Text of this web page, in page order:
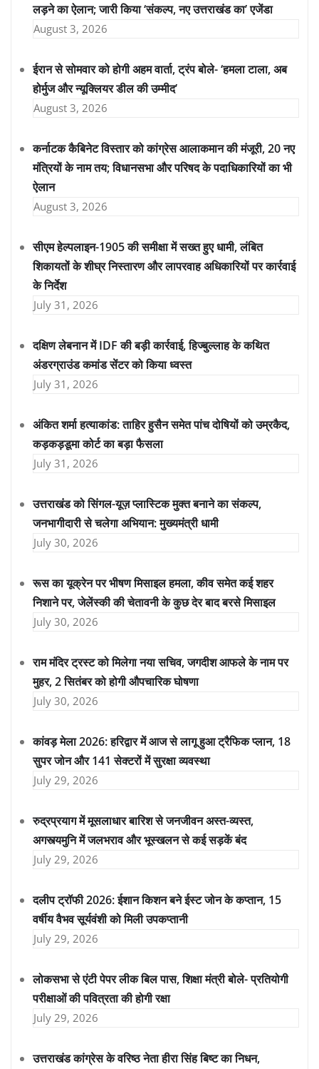
लड़ने का ऐलान; जारी किया ‘संकल्प, नए उत्तराखंड का’ एजेंडा
August 3, 2026
ईरान से सोमवार को होगी अहम वार्ता, ट्रंप बोले- ‘हमला टाला, अब
होर्मुज और न्यूक्लियर डील की उम्मीद’
August 3, 2026
कर्नाटक कैबिनेट विस्तार को कांग्रेस आलाकमान की मंजूरी, 20 नए
मंत्रियों के नाम तय; विधानसभा और परिषद के पदाधिकारियों का भी
ऐलान
August 3, 2026
सीएम हेल्पलाइन-1905 की समीक्षा में सख्त हुए धामी, लंबित
शिकायतों के शीघ्र निस्तारण और लापरवाह अधिकारियों पर कार्रवाई
के निर्देश
July 31, 2026
दक्षिण लेबनान में IDF की बड़ी कार्रवाई, हिज्बुल्लाह के कथित
अंडरग्राउंड कमांड सेंटर को किया ध्वस्त
July 31, 2026
अंकित शर्मा हत्याकांड: ताहिर हुसैन समेत पांच दोषियों को उम्रकैद,
कड़कड़डूमा कोर्ट का बड़ा फैसला
July 31, 2026
उत्तराखंड को सिंगल-यूज़ प्लास्टिक मुक्त बनाने का संकल्प,
जनभागीदारी से चलेगा अभियान: मुख्यमंत्री धामी
July 30, 2026
रूस का यूक्रेन पर भीषण मिसाइल हमला, कीव समेत कई शहर
निशाने पर, जेलेंस्की की चेतावनी के कुछ देर बाद बरसे मिसाइल
July 30, 2026
राम मंदिर ट्रस्ट को मिलेगा नया सचिव, जगदीश आफले के नाम पर
मुहर, 2 सितंबर को होगी औपचारिक घोषणा
July 30, 2026
कांवड़ मेला 2026: हरिद्वार में आज से लागू हुआ ट्रैफिक प्लान, 18
सुपर जोन और 141 सेक्टरों में सुरक्षा व्यवस्था
July 29, 2026
रुद्रप्रयाग में मूसलाधार बारिश से जनजीवन अस्त-व्यस्त,
अगस्त्यमुनि में जलभराव और भूस्खलन से कई सड़कें बंद
July 29, 2026
दलीप ट्रॉफी 2026: ईशान किशन बने ईस्ट जोन के कप्तान, 15
वर्षीय वैभव सूर्यवंशी को मिली उपकप्तानी
July 29, 2026
लोकसभा से एंटी पेपर लीक बिल पास, शिक्षा मंत्री बोले- प्रतियोगी
परीक्षाओं की पवित्रता की होगी रक्षा
July 29, 2026
उत्तराखंड कांग्रेस के वरिष्ठ नेता हीरा सिंह बिष्ट का निधन,